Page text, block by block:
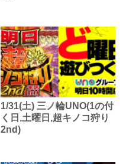
1/31(土) 三ノ輪UNO(1の付
く日,土曜日,超キノコ狩り
2nd)